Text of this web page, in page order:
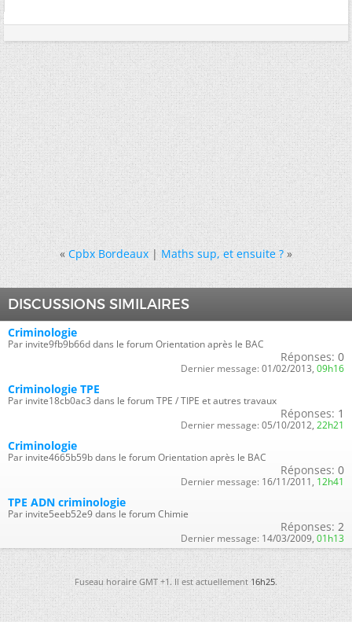
« Cpbx Bordeaux|Maths sup, et ensuite ? »
DISCUSSIONS SIMILAIRES
Criminologie
Par invite9fb9b66d dans le forum Orientation après le BAC
Réponses: 0
Dernier message: 01/02/2013, 09h16
Criminologie TPE
Par invite18cb0ac3 dans le forum TPE / TIPE et autres travaux
Réponses: 1
Dernier message: 05/10/2012, 22h21
Criminologie
Par invite4665b59b dans le forum Orientation après le BAC
Réponses: 0
Dernier message: 16/11/2011, 12h41
TPE ADN criminologie
Par invite5eeb52e9 dans le forum Chimie
Réponses: 2
Dernier message: 14/03/2009, 01h13
Fuseau horaire GMT +1. Il est actuellement16h25.